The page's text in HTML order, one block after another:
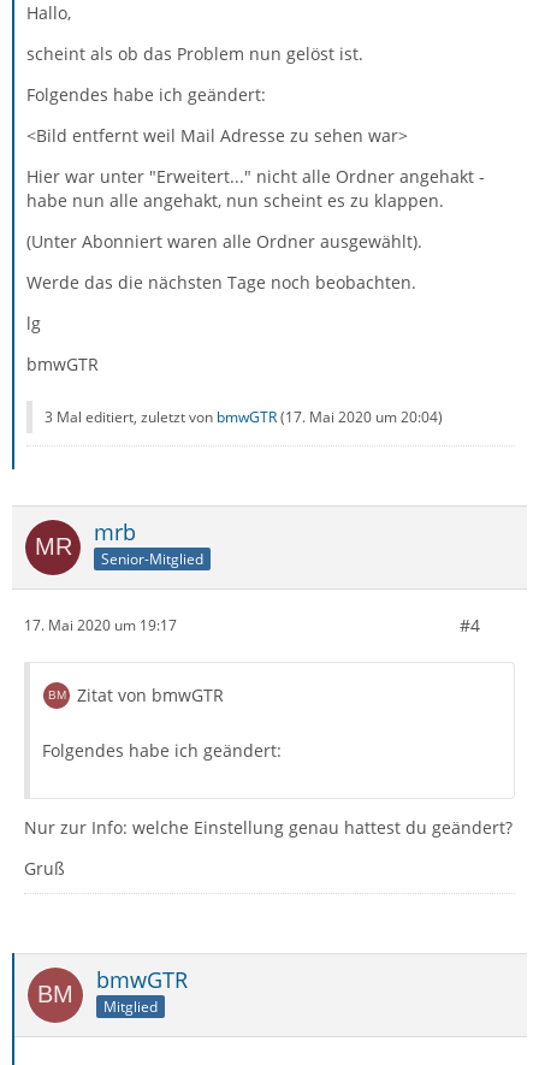
Hallo,
scheint als ob das Problem nun gelöst ist.
Folgendes habe ich geändert:
<Bild entfernt weil Mail Adresse zu sehen war>
Hier war unter "Erweitert..." nicht alle Ordner angehakt -
habe nun alle angehakt, nun scheint es zu klappen.
(Unter Abonniert waren alle Ordner ausgewählt).
Werde das die nächsten Tage noch beobachten.
lg
bmwGTR
3 Mal editiert, zuletzt von bmwGTR(17. Mai 2020 um 20:04)
mrb
Senior-Mitglied
17. Mai 2020 um 19:17 #4
Zitat von bmwGTR
Folgendes habe ich geändert:
Nur zur Info: welche Einstellung genau hattest du geändert?
Gruß
bmwGTR
Mitglied